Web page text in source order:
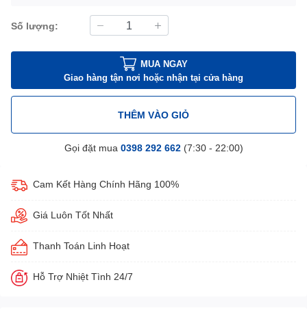
Số lượng:
MUA NGAY
Giao hàng tận nơi hoặc nhận tại cửa hàng
THÊM VÀO GIỎ
Gọi đặt mua 0398 292 662(7:30 - 22:00)
Cam Kết Hàng Chính Hãng 100%
Giá Luôn Tốt Nhất
Thanh Toán Linh Hoạt
Hỗ Trợ Nhiệt Tình 24/7